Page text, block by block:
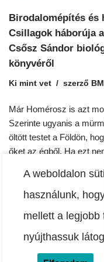
A weboldalon
használunk,
mellett a legjobb
nyújthassuk
Birodalomépítés és
Csillagok háborúja
Csősz Sándor
könyvéről
Ki mint vet szerző BM
Már Homérosz is azt
Szerinte ugyanis a
öltött testet a Földön,
őket az égből. Ha ezt
hangyák világa című
More »